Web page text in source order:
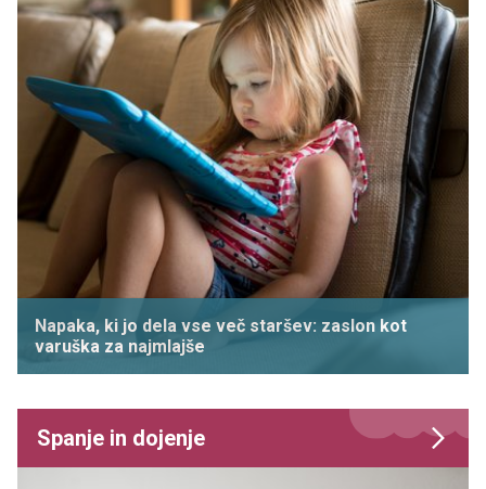
Napaka, ki jo dela vse več staršev: zaslon kot
varuška za najmlajše
Spanje in dojenje